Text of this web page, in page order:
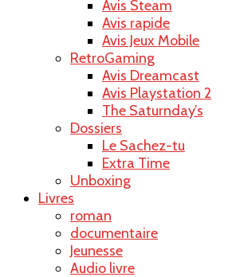
Avis Steam
Avis rapide
Avis Jeux Mobile
RetroGaming
Avis Dreamcast
Avis Playstation 2
The Saturnday’s
Dossiers
Le Sachez-tu
Extra Time
Unboxing
Livres
roman
documentaire
Jeunesse
Audio livre